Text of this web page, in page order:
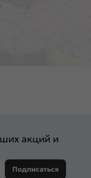
акций и
Подписаться